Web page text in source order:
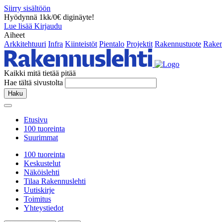
Siirry sisältöön
Hyödynnä 1kk/0€ diginäyte!
Lue lisää Kirjaudu
Aiheet
Arkkitehtuuri Infra Kiinteistöt Pientalo Projektit Rakennustuote
Kaikki mitä tietää pitää
Hae tältä sivustolta
Haku
Etusivu
100 tuoreinta
Suurimmat
100 tuoreinta
Keskustelut
Näköislehti
Tilaa Rakennuslehti
Uutiskirje
Toimitus
Yhteystiedot